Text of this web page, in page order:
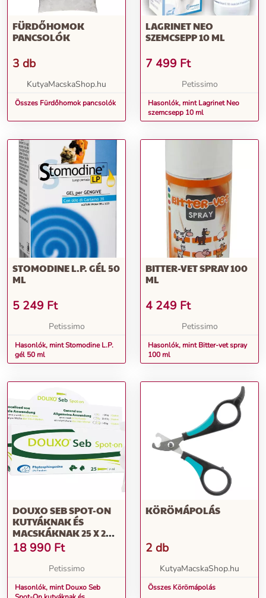
FÜRDŐHOMOK
PANCSOLÓK
3 db
KutyaMacskaShop.hu
Összes Fürdőhomok pancsolók
LAGRINET NEO
SZEMCSEPP 10 ML
7 499 Ft
Petissimo
Hasonlók, mint Lagrinet Neo
szemcsepp 10 ml
STOMODINE L.P. GÉL 50
ML
5 249 Ft
Petissimo
Hasonlók, mint Stomodine L.P.
gél 50 ml
BITTER-VET SPRAY 100
ML
4 249 Ft
Petissimo
Hasonlók, mint Bitter-vet spray
100 ml
DOUXO SEB SPOT-ON
KUTYÁKNAK ÉS
MACSKÁKNAK 25 X 2
ML
18 990 Ft
Petissimo
Hasonlók, mint Douxo Seb
KÖRÖMÁPOLÁS
2 db
KutyaMacskaShop.hu
Összes Körömápolás